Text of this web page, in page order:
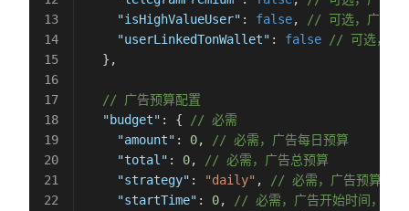
    "isHighValueUser"
: false,
// 可选，广告目
    "userLinkedTonWallet"
: false // 可选，广
  },
  // 广告预算配置
  "budget"
: {
// 必需
    "amount"
: 0,
// 必需，广告每日预算
    "total"
: 0,
// 必需，广告总预算
    "strategy"
: "daily" ,
// 必需，广告预算策
    "startTime"
: 0,
// 必需，广告开始时间，时